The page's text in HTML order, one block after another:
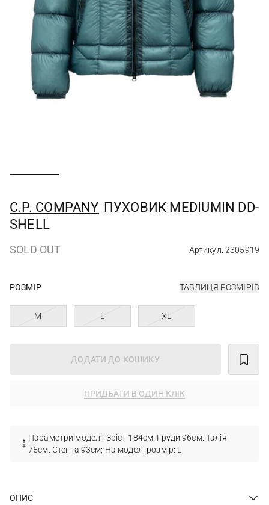
C.P. COMPANY ПУХОВИК MEDIUMIN DD-
SHELL
SOLD OUT Артикул: 2305919
РОЗМІР ТАБЛИЦЯ РОЗМІРІВ
M L XL
ДОДАТИ ДО КОШИКУ
ПРИДБАТИ В ОДИН КЛІК
Параметри моделі: Зріст 184см. Груди 96см. Талія
75см. Стегна 93см; На моделі розмір: L
ОПИС